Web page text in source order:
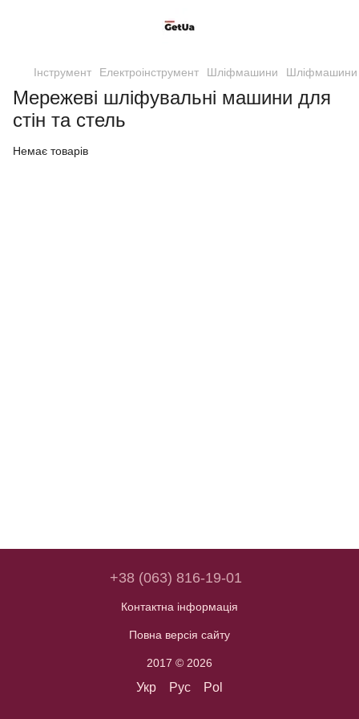
Інструмент Електроінструмент Шліфмашини Шліфмашини
Мережеві шліфувальні машини для
стін та стель
Немає товарів
+38 (063) 816-19-01
Контактна інформація
Повна версія сайту
2017 © 2026
Укр Рус Pol